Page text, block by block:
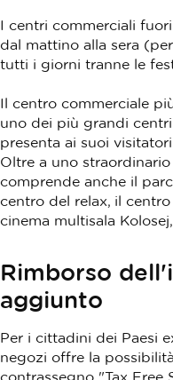
I centri commerciali
dal mattino alla sera
tutti i giorni tranne le
Il centro commerciale
uno dei più grandi
presenta ai suoi
Oltre a uno
comprende anche il
centro del relax, il
cinema multisala
Rimborso
aggiunto
Per i cittadini dei Paesi
negozi offre la
contrassegno "Tax